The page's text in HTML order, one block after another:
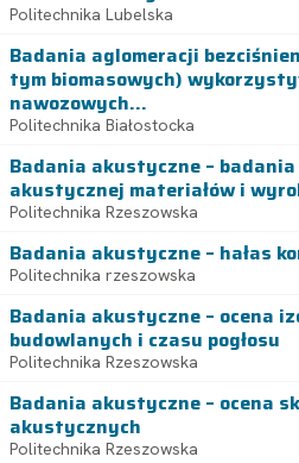
Politechnika Lubelska
Badania aglomeracji
tym biomasowych)
nawozowych...
Politechnika Białostocka
Badania akustyczne –
akustycznej materiałów i
Politechnika Rzeszowska
Badania akustyczne – hałas
Politechnika rzeszowska
Badania akustyczne – ocena
budowlanych i czasu pogłosu
Politechnika Rzeszowska
Badania akustyczne – ocena
akustycznych
Politechnika Rzeszowska